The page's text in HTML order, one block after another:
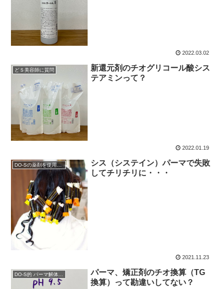
2022.03.02
どＳ美容師に質問
新還元剤のチオグリコール酸シス
テアミンって？
2022.01.19
DO-Sの薬剤を使用したい
シス（システイン）パーマで失敗
してチリチリに・・・
2021.11.23
DO-S的 パーマ解体新書
パーマ、矯正剤のチオ換算（TG
換算）って勘違いしてない？